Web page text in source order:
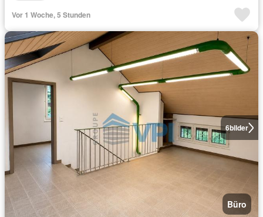
Vor 1 Woche, 5 Stunden
6bilder
Büro